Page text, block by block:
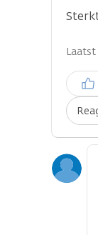
Laatst